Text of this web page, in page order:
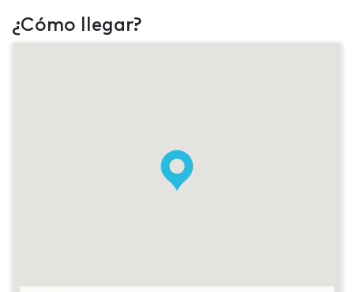
¿Cómo llegar?